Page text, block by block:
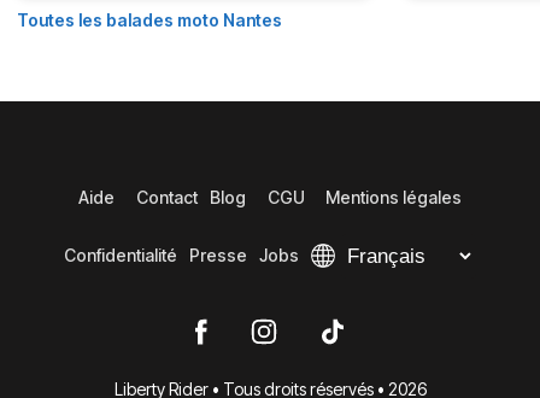
Toutes les balades moto Nantes
Aide Contact Blog CGU Mentions légales
Confidentialité Presse Jobs
Liberty Rider • Tous droits réservés • 2026